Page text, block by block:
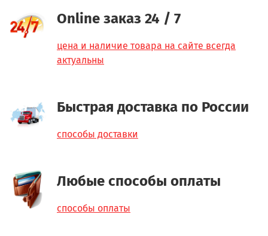
Online заказ 24 / 7
цена и наличие товара на сайте всегда
актуальны
Быстрая доставка по России
способы доставки
Любые способы оплаты
способы оплаты